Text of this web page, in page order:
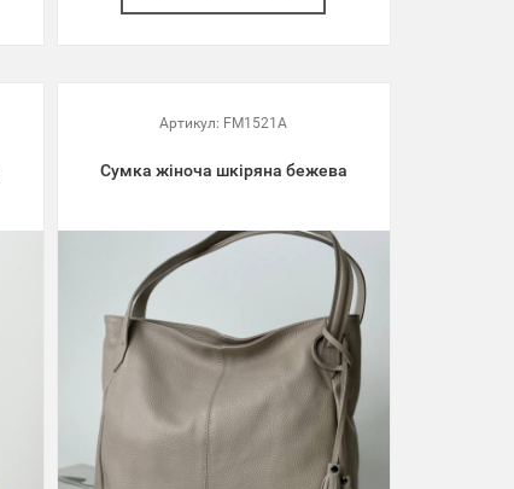
Артикул: FM1521A
Сумка жіноча шкіряна бежева